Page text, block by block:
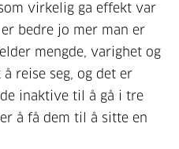
virkelig ga effekt var
bedre jo mer man er
mengde, varighet og
reise seg, og det er
inaktive til å gå i tre
å få dem til å sitte en